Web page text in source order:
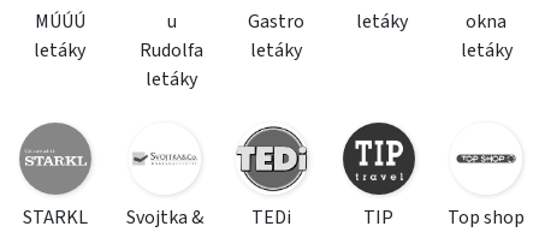
MÚÚÚ
letáky
u
Rudolfa
letáky
Gastro
letáky
letáky
okna
letáky
STARKL
Svojtka &
TEDi
TIP
Top shop